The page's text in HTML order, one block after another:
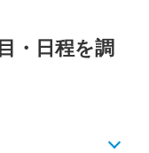
・日程を調